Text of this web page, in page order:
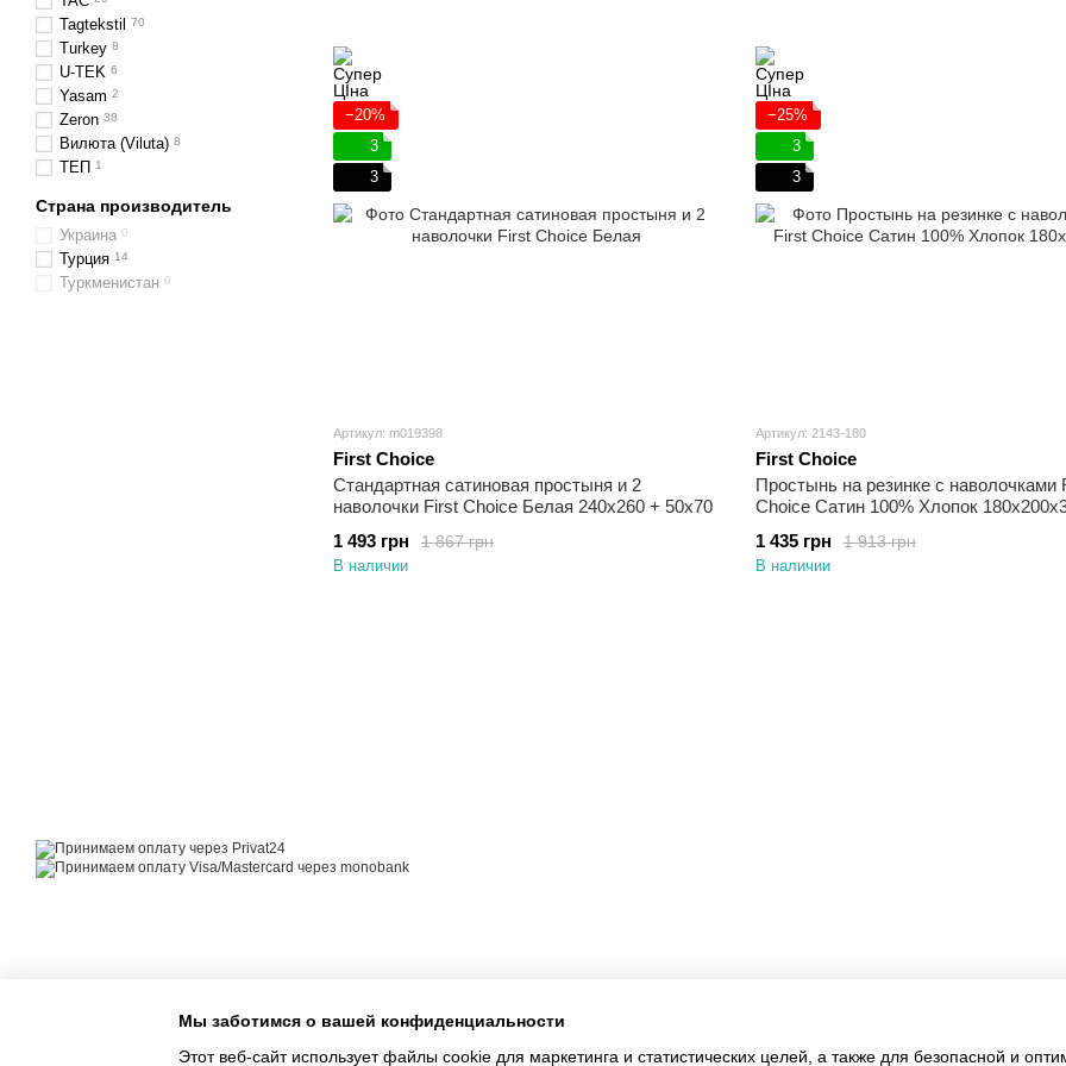
−20%
3
3
Артикул: m019398
First Choice
Стандартная сатиновая простыня и 2
наволочки First Choice Белая 240х260 + 50х70
1 867 грн
1 493 грн
В наличии
−25%
3
3
Артикул: 2143-180
First Choice
Простынь на резинке с наволочками
Choice Сатин 100% Хлопок
1 913 грн
1 435 грн
В наличии
Tagtekstil 70
Turkey 8
U-TEK 6
Yasam 2
Zeron 38
Вилюта (Viluta) 8
ТЕП 1
Страна производитель
Украина 0
Турция 14
Туркменистан 0
Мы заботимся о вашей конфиденциальности
Этот веб-сайт использует файлы cookie для маркетинга и статистических целей, а также для безопасной и